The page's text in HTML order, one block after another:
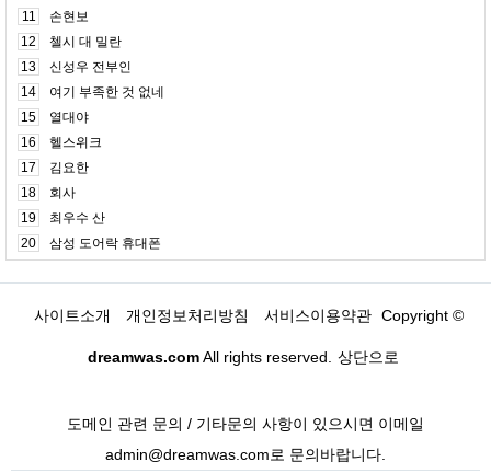
11
손현보
12
첼시 대 밀란
13
신성우 전부인
14
여기 부족한 것 없네
15
열대야
16
헬스위크
17
김요한
18
회사
19
최우수 산
20
삼성 도어락 휴대폰
사이트소개 개인정보처리방침 서비스이용약관 Copyright ©
dreamwas.comAll rights reserved. 상단으로
도메인 관련 문의 / 기타문의 사항이 있으시면 이메일
admin@dreamwas.com로 문의바랍니다.